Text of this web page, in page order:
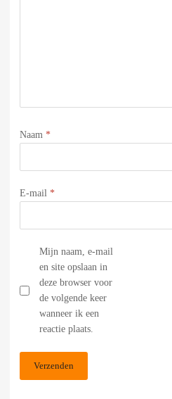
Naam *
E-mail *
Mijn naam, e-mail
en site opslaan in
deze browser voor
de volgende keer
wanneer ik een
reactie plaats.